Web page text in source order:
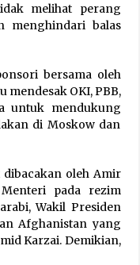
antara
Quo atau Perubahan
melihat perang
menghindari balas
bersama oleh
mendesak OKI, PBB,
untuk mendukung
di Moskow dan
oleh Amir
pada rezim
Wakil Presiden
Afghanistan yang
Karzai. Demikian,